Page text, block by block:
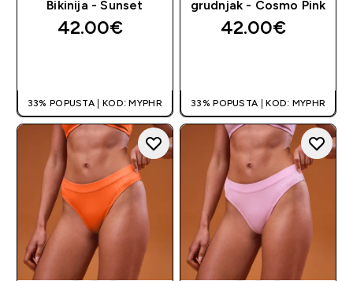
Bikinija - Sunset
42.00€‎
33% POPUSTA | KOD: MYPHR
grudnjak - Cosmo Pink
42.00€‎
33% POPUSTA | KOD: MYPHR